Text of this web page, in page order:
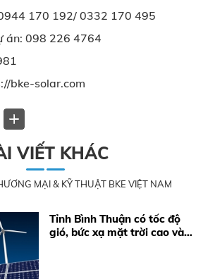
170 192/ 0332 170 495
án: 098 226 4764
bke-solar.com
VIẾT KHÁC
MẠI & KỸ THUẬT BKE VIỆT NAM
Tỉnh Bình Thuận có tốc độ
gió, bức xạ mặt trời cao và